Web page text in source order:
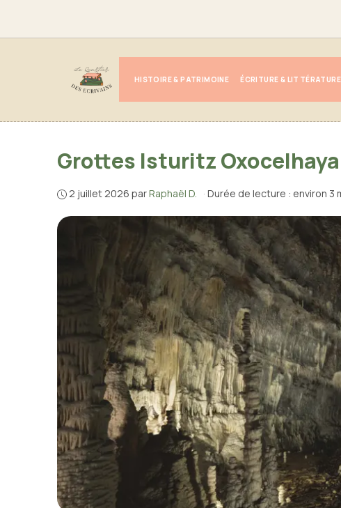
HISTOIRE & PATRIMOINE ÉCRITURE & LITTÉRATURE
Grottes Isturitz
2 juillet 2026 parRaphaël D. · Durée de lecture : environ 3